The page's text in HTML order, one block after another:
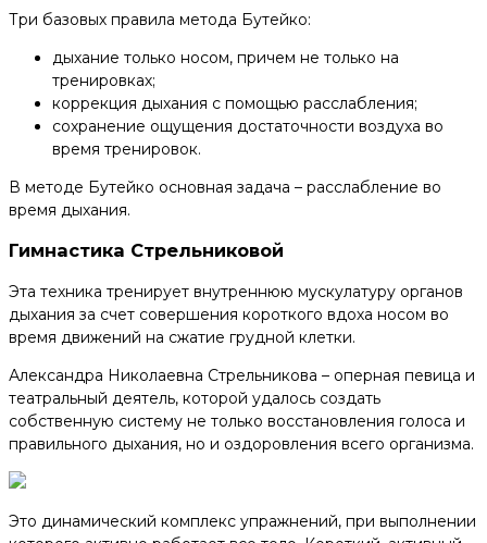
Три базовых правила метода Бутейко:
дыхание только носом, причем не только на
тренировках;
коррекция дыхания с помощью расслабления;
сохранение ощущения достаточности воздуха во
время тренировок.
В методе Бутейко основная задача – расслабление во
время дыхания.
Гимнастика Стрельниковой
Эта техника тренирует внутреннюю мускулатуру органов
дыхания за счет совершения короткого вдоха носом во
время движений на сжатие грудной клетки.
Александра Николаевна Стрельникова – оперная певица и
театральный деятель, которой удалось создать
собственную систему не только восстановления голоса и
правильного дыхания, но и оздоровления всего организма.
Это динамический комплекс упражнений, при выполнении